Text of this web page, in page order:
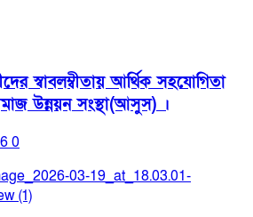
স্বাবলম্বীতায় আর্থিক সহযোগিতা
উন্নয়ন সংস্থা(আসুস) ।
0